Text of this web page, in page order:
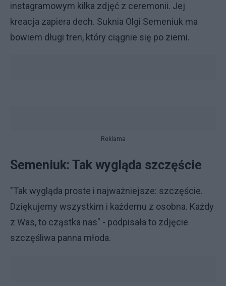
instagramowym kilka zdjęć z ceremonii. Jej
kreacja zapiera dech. Suknia Olgi Semeniuk ma
bowiem długi tren, który ciągnie się po ziemi.
Reklama
Semeniuk: Tak wygląda szczęście
"Tak wygląda proste i najważniejsze: szczęście.
Dziękujemy wszystkim i każdemu z osobna. Każdy
z Was, to cząstka nas" - podpisała to zdjęcie
szczęśliwa panna młoda.